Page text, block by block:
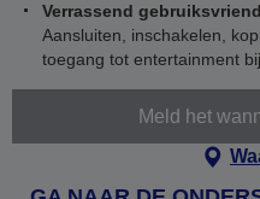
Verrassend
Aansluiten, inschakelen,
toegang tot entertainment
Meld het